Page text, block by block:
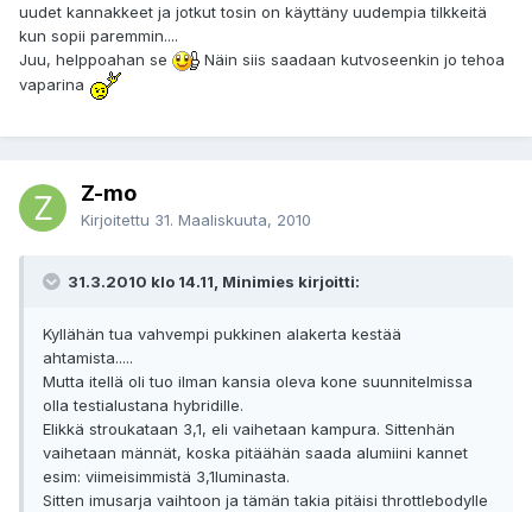
uudet kannakkeet ja jotkut tosin on käyttäny uudempia tilkkeitä
kun sopii paremmin....
Juu, helppoahan se
Näin siis saadaan kutvoseenkin jo tehoa
vaparina
Z-mo
Kirjoitettu 31. Maaliskuuta, 2010
31.3.2010 klo 14.11, Minimies kirjoitti:
Kyllähän tua vahvempi pukkinen alakerta kestää
ahtamista.....
Mutta itellä oli tuo ilman kansia oleva kone suunnitelmissa
olla testialustana hybridille.
Elikkä stroukataan 3,1, eli vaihetaan kampura. Sittenhän
vaihetaan männät, koska pitäähän saada alumiini kannet
esim: viimeisimmistä 3,1luminasta.
Sitten imusarja vaihtoon ja tämän takia pitäisi throttlebodylle